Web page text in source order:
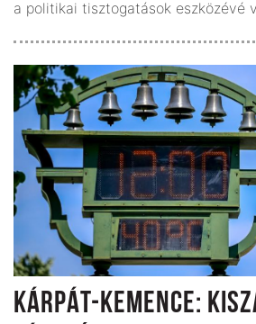
a politikai tisztogatások eszközévé
KÁRPÁT-KEMENCE: